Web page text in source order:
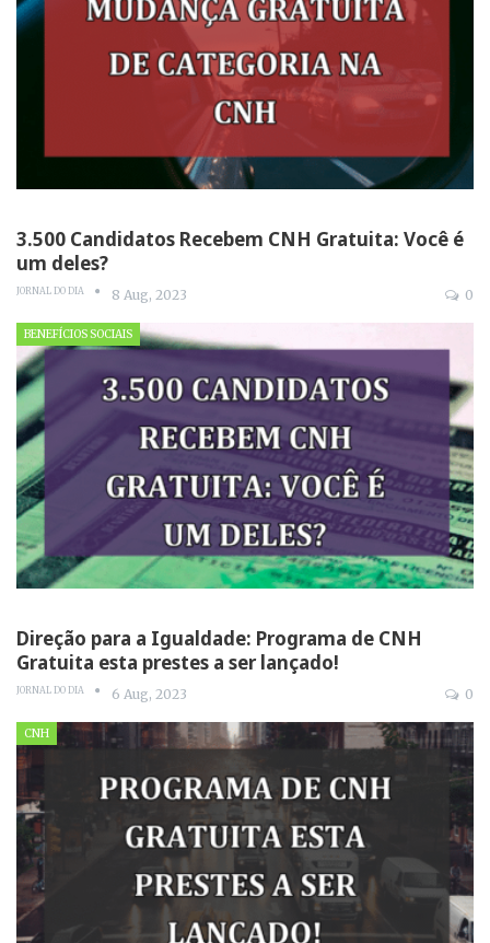
3.500 Candidatos Recebem CNH Gratuita: Você é
um deles?
JORNAL DO DIA 8 Aug, 2023 0
BENEFÍCIOS SOCIAIS
Direção para a Igualdade: Programa de CNH
Gratuita esta prestes a ser lançado!
JORNAL DO DIA 6 Aug, 2023 0
CNH